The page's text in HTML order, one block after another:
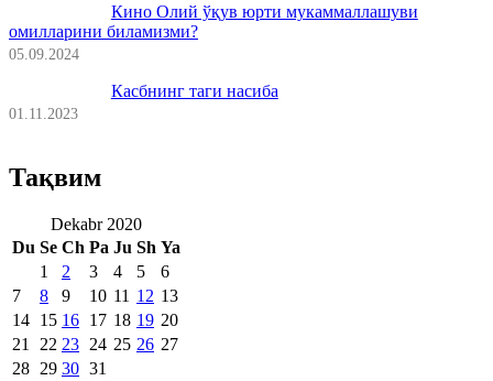
Кино Олий ўқув юрти мукаммаллашуви
омилларини биламизми?
05.09.2024
Касбнинг таги насиба
01.11.2023
Тақвим
Dekabr 2020
Du Se Ch Pa Ju Sh Ya
1 2 3 4 5
6
7
8 9 10 11 12 13
14 15 16 17 18 19 20
21
22 23 24 25 26 27
28 29 30 31